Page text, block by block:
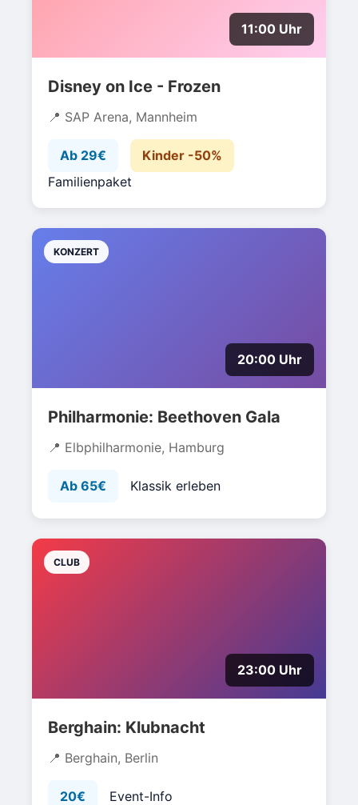
11:00 Uhr
Disney on Ice - Frozen
SAP Arena, Mannheim
Ab 29€
Kinder -50%
Familienpaket
KONZERT
20:00 Uhr
Philharmonie: Beethoven Gala
Elbphilharmonie, Hamburg
Ab 65€ Klassik erleben
CLUB
23:00 Uhr
Berghain: Klubnacht
Berghain, Berlin
20€ Event-Info